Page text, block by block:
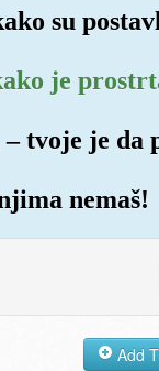
su
je
tvoje je da
nemaš!